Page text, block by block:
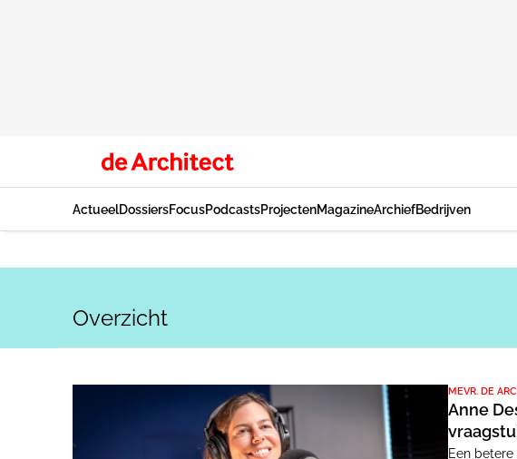
ActueelDossiersFocusPodcastsProjectenMagazineArchiefBedrijven
Overzicht
MEVR. DE
Anne
Een